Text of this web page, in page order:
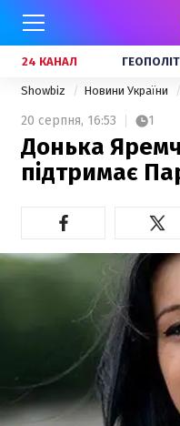
24 КАНАЛ
Showbiz Новини України
20 серпня, 16:53 1
Донька
підтримає